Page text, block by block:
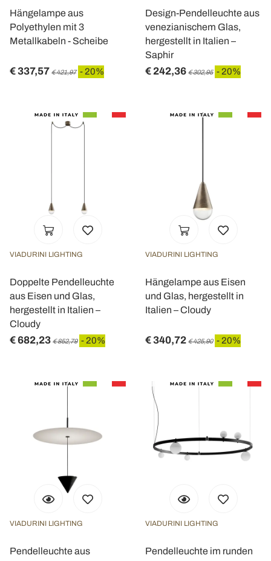
Hängelampe aus
Polyethylen mit 3
Metallkabeln - Scheibe
€ 337,57 € 421,97 - 20%
Design-Pendelleuchte aus
venezianischem Glas,
hergestellt in Italien –
Saphir
€ 242,36 € 302,95 - 20%
VIADURINI LIGHTING
Doppelte Pendelleuchte
aus Eisen und Glas,
hergestellt in Italien –
Cloudy
€ 682,23 € 852,79 - 20%
VIADURINI LIGHTING
Hängelampe aus Eisen
und Glas, hergestellt in
Italien – Cloudy
€ 340,72 € 425,90 - 20%
VIADURINI LIGHTING
Pendelleuchte aus
VIADURINI LIGHTING
Pendelleuchte im runden